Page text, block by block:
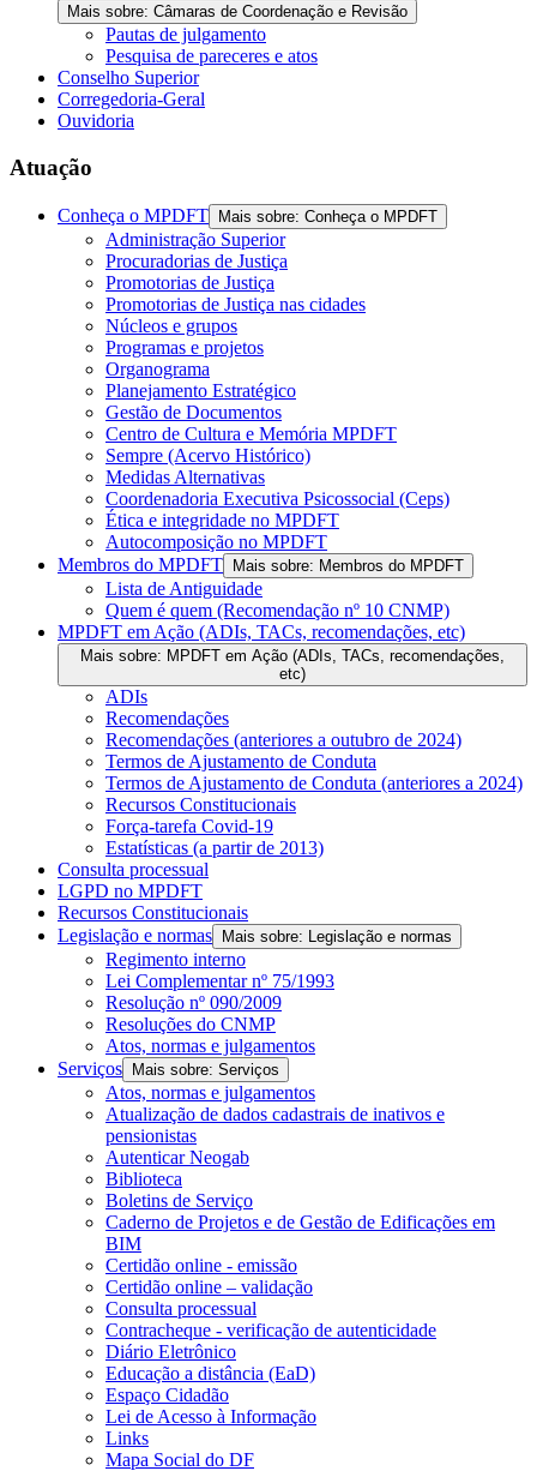
Mais sobre: Câmaras de Coordenação e Revisão
Pautas de julgamento
Pesquisa de pareceres e atos
Conselho Superior
Corregedoria-Geral
Ouvidoria
Atuação
Conheça o MPDFT Mais sobre: Conheça o MPDFT
Administração Superior
Procuradorias de Justiça
Promotorias de Justiça
Promotorias de Justiça nas cidades
Núcleos e grupos
Programas e projetos
Organograma
Planejamento Estratégico
Gestão de Documentos
Centro de Cultura e Memória MPDFT
Sempre (Acervo Histórico)
Medidas Alternativas
Coordenadoria Executiva Psicossocial (Ceps)
Ética e integridade no MPDFT
Autocomposição no MPDFT
Membros do MPDFT
Mais sobre: Membros do MPDFT
Lista de Antiguidade
Quem é quem (Recomendação nº 10 CNMP)
MPDFT em Ação (ADIs, TACs, recomendações, etc)
Mais sobre: MPDFT em Ação (ADIs, TACs, recomendações,
etc)
ADIs
Recomendações
Recomendações (anteriores a outubro de 2024)
Termos de Ajustamento de Conduta
Termos de Ajustamento de Conduta (anteriores a 2024)
Recursos Constitucionais
Força-tarefa Covid-19
Estatísticas (a partir de 2013)
Consulta processual
LGPD no MPDFT
Recursos Constitucionais
Legislação e normas
Mais sobre: Legislação e normas
Regimento interno
Lei Complementar nº 75/1993
Resolução nº 090/2009
Resoluções do CNMP
Atos, normas e julgamentos
Serviços
Mais sobre: Serviços
Atos, normas e julgamentos
Atualização de dados cadastrais de inativos e
pensionistas
Autenticar Neogab
Biblioteca
Boletins de Serviço
Caderno de Projetos e de Gestão de Edificações em
BIM
Certidão online - emissão
Certidão online – validação
Consulta processual
Contracheque - verificação de autenticidade
Diário Eletrônico
Educação a distância (EaD)
Espaço Cidadão
Lei de Acesso à Informação
Links
Mapa Social do DF